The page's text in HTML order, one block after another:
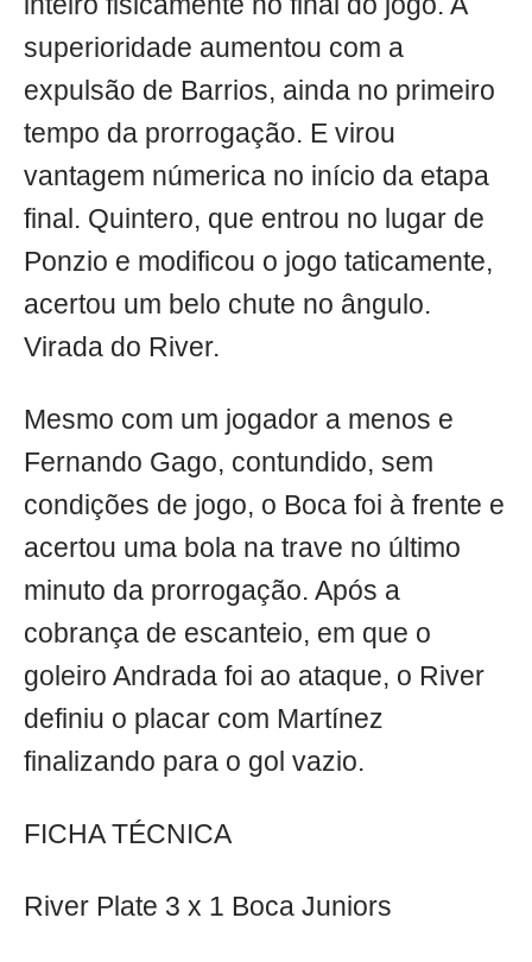
superioridade aumentou com a
expulsão de Barrios, ainda no primeiro
tempo da prorrogação. E virou
vantagem númerica no início da etapa
final. Quintero, que entrou no lugar de
Ponzio e modificou o jogo taticamente,
acertou um belo chute no ângulo.
Virada do River.
Mesmo com um jogador a menos e
Fernando Gago, contundido, sem
condições de jogo, o Boca foi à frente e
acertou uma bola na trave no último
minuto da prorrogação. Após a
cobrança de escanteio, em que o
goleiro Andrada foi ao ataque, o River
definiu o placar com Martínez
finalizando para o gol vazio.
FICHA TÉCNICA
River Plate 3 x 1 Boca Juniors